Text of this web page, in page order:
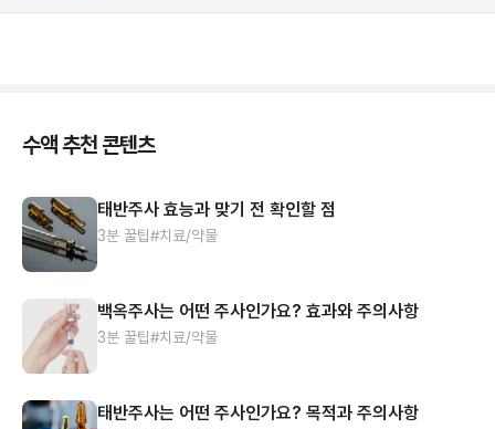
수액 추천 콘텐츠
태반주사 효능과 맞기 전 확인할 점
3분 꿀팁#치료/약물
백옥주사는 어떤 주사인가요? 효과와 주의사항
3분 꿀팁#치료/약물
태반주사는 어떤 주사인가요? 목적과 주의사항